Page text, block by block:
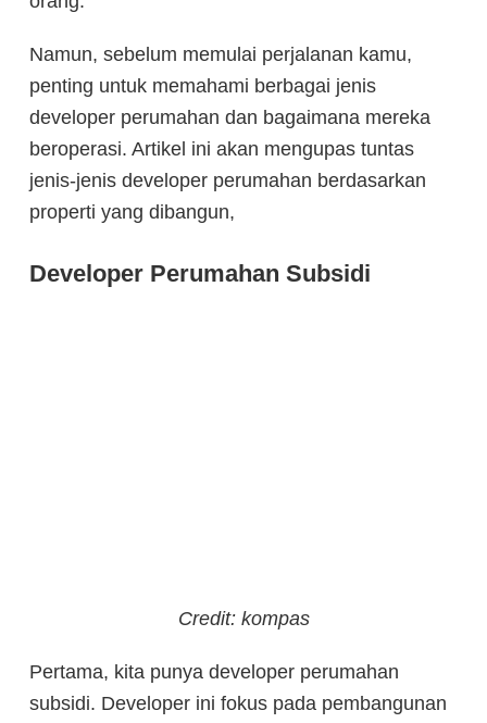
Namun, sebelum memulai perjalanan kamu,
penting untuk memahami berbagai jenis
developer perumahan dan bagaimana mereka
beroperasi. Artikel ini akan mengupas tuntas
jenis-jenis developer perumahan berdasarkan
properti yang dibangun,
Developer Perumahan Subsidi
Credit: kompas
Pertama, kita punya developer perumahan
subsidi. Developer ini fokus pada pembangunan